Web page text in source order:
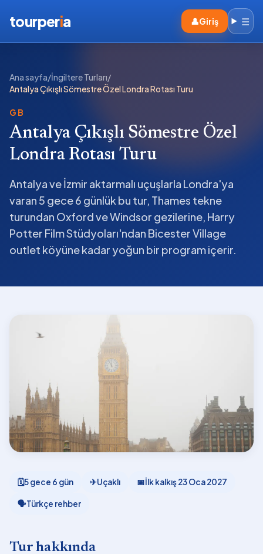
tourperia 👤Giriş ☰
Ana sayfa/İngiltere Turları/
Antalya Çıkışlı Sömestre Özel Londra Rotası Turu
GB
Antalya Çıkışlı Sömestre Özel
Londra Rotası Turu
Antalya ve İzmir aktarmalı uçuşlarla Londra'ya
varan 5 gece 6 günlük bu tur, Thames tekne
turundan Oxford ve Windsor gezilerine, Harry
Potter Film Stüdyoları'ndan Bicester Village
outlet köyüne kadar yoğun bir program içerir.
🗓5 gece 6 gün ✈Uçaklı 📅İlk kalkış23 Oca 2027
🗣Türkçe rehber
Tur hakkında